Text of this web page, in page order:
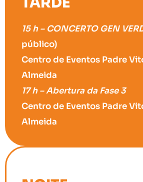
15 h – CONCERTO GEN
público)
Centro de Eventos Padre
Almeida
17 h – Abertura da Fase 3
Centro de Eventos Padre
Almeida